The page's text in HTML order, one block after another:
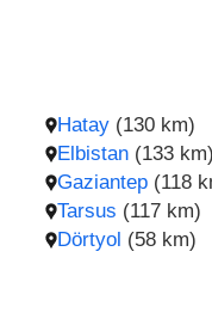
Gaziantep (118
Hatay (130 km)
Tarsus (117 km)
Elbistan (133 km)
Dörtyol (58 km)